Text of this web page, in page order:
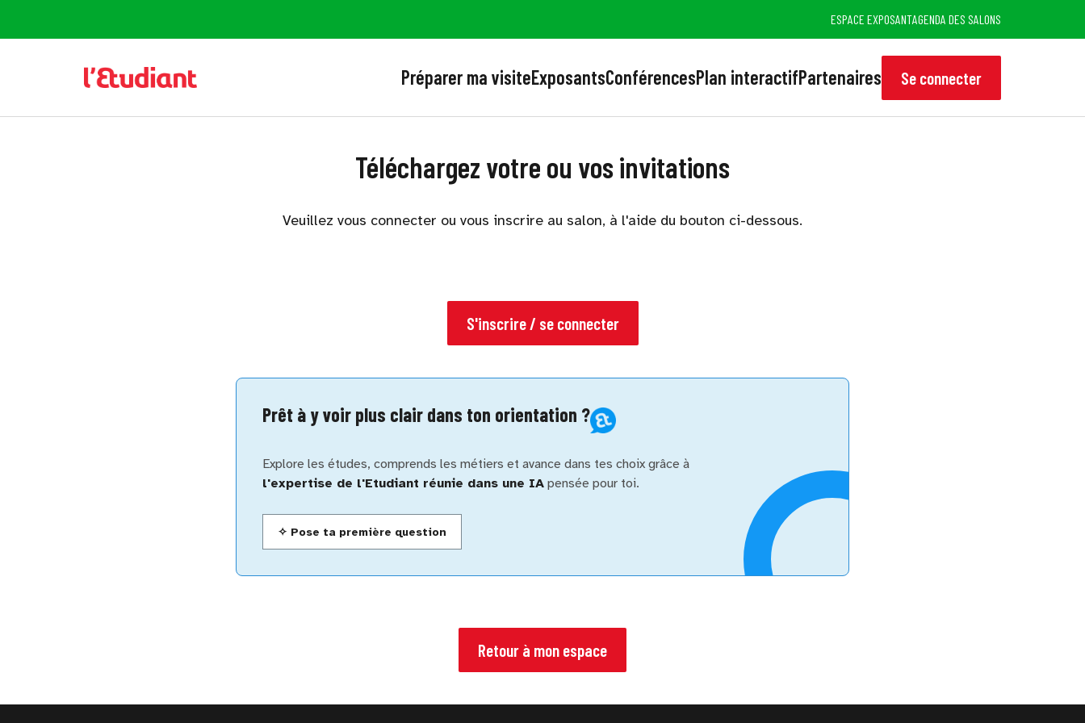
ESPACE EXPOSANTAGENDA DES SALONS
Préparer ma visiteExposantsConférencesPlan interactifPartenaires Se connecter
Téléchargez votre ou vos invitations
Veuillez vous connecter ou vous inscrire au salon, à l'aide du bouton ci-dessous.
S'inscrire / se connecter
Prêt à y voir plus clair dans ton orientation ?
Explore les études, comprends les métiers et avance dans tes choix grâce à
l'expertise de l'Etudiant réunie dans une IA pensée pour toi.
✧ Pose ta première question
Retour à mon espace